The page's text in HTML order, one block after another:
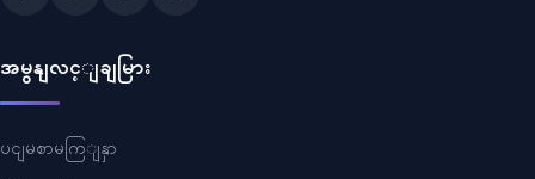
အမွနျလင့ျချမြား
ပငျမစာမကြျနှာ